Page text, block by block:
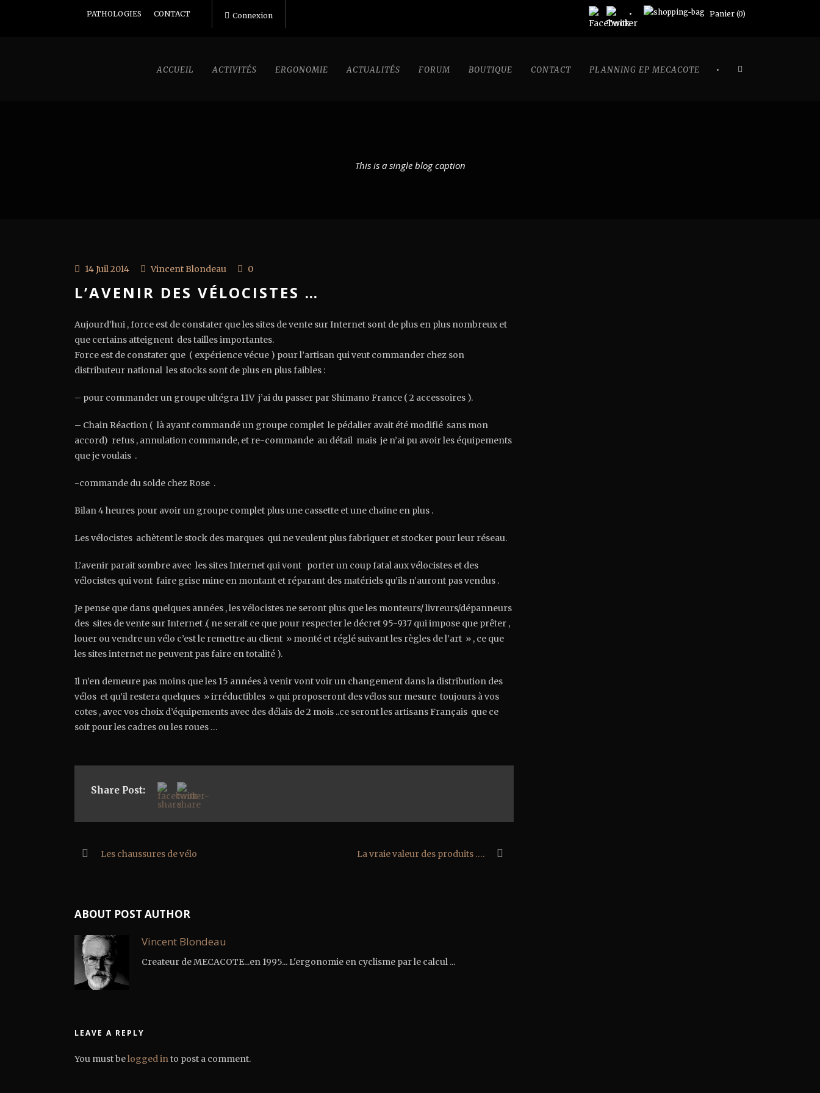
PATHOLOGIES CONTACT Connexion Panier (0)
ACCUEIL ACTIVITÉS ERGONOMIE ACTUALITÉS FORUM BOUTIQUE CONTACT PLANNING EP MECACOTE •
This is a single blog caption
14 Juil 2014 Vincent Blondeau 0
L’AVENIR DES VÉLOCISTES …
Aujourd’hui , force est de constater que les sites de vente sur Internet sont de plus en plus nombreux et
que certains atteignent des tailles importantes.
Force est de constater que ( expérience vécue ) pour l’artisan qui veut commander chez son
distributeur national les stocks sont de plus en plus faibles :
– pour commander un groupe ultégra 11V j’ai du passer par Shimano France ( 2 accessoires ).
– Chain Réaction ( là ayant commandé un groupe complet le pédalier avait été modifié sans mon
accord) refus , annulation commande, et re-commande au détail mais je n’ai pu avoir les équipements
que je voulais .
-commande du solde chez Rose .
Bilan 4 heures pour avoir un groupe complet plus une cassette et une chaine en plus .
Les vélocistes achètent le stock des marques qui ne veulent plus fabriquer et stocker pour leur réseau.
L’avenir parait sombre avec les sites Internet qui vont porter un coup fatal aux vélocistes et des
vélocistes qui vont faire grise mine en montant et réparant des matériels qu’ils n’auront pas vendus .
Je pense que dans quelques années , les vélocistes ne seront plus que les monteurs/ livreurs/dépanneurs
des sites de vente sur Internet .( ne serait ce que pour respecter le décret 95-937 qui impose que prêter ,
louer ou vendre un vélo c’est le remettre au client » monté et réglé suivant les règles de l’art » , ce que
les sites internet ne peuvent pas faire en totalité ).
Il n’en demeure pas moins que les 15 années à venir vont voir un changement dans la distribution des
vélos et qu’il restera quelques » irréductibles » qui proposeront des vélos sur mesure toujours à vos
cotes , avec vos choix d’équipements avec des délais de 2 mois ..ce seront les artisans Français que ce
soit pour les cadres ou les roues …
Share Post:
Les chaussures de vélo La vraie valeur des produits ….
ABOUT POST AUTHOR
Vincent Blondeau
Createur de MECACOTE...en 1995... L'ergonomie en cyclisme par le calcul ...
LEAVE A REPLY
You must belogged into post a comment.